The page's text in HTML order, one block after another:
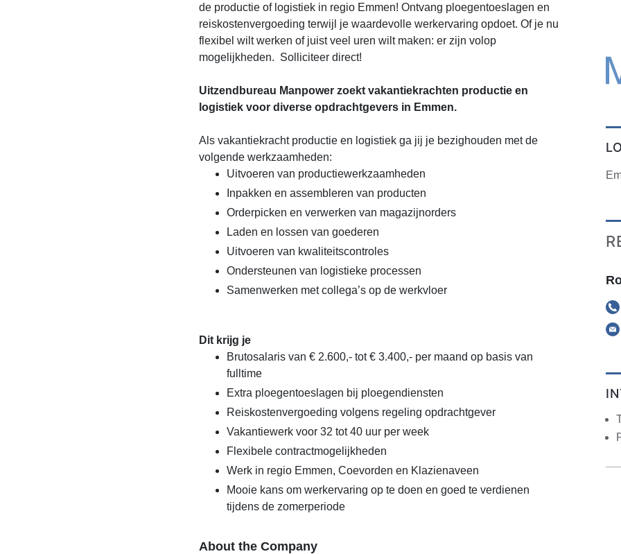
de productie of logistiek in regio Emmen! Ontvang ploegentoeslagen en
reiskostenvergoeding terwijl je waardevolle werkervaring opdoet. Of je nu
flexibel wilt werken of juist veel uren wilt maken: er zijn volop
mogelijkheden. Solliciteer direct!
Uitzendbureau Manpower zoekt vakantiekrachten productie en
logistiek voor diverse opdrachtgevers in Emmen.
Als vakantiekracht productie en logistiek ga jij je bezighouden met de
volgende werkzaamheden:
Uitvoeren van productiewerkzaamheden
Inpakken en assembleren van producten
Orderpicken en verwerken van magazijnorders
Laden en lossen van goederen
Uitvoeren van kwaliteitscontroles
Ondersteunen van logistieke processen
Samenwerken met collega’s op de werkvloer
Dit krijg je
Brutosalaris van € 2.600,- tot € 3.400,- per maand op basis van
fulltime
Extra ploegentoeslagen bij ploegendiensten
Reiskostenvergoeding volgens regeling opdrachtgever
Vakantiewerk voor 32 tot 40 uur per week
Flexibele contractmogelijkheden
Werk in regio Emmen, Coevorden en Klazienaveen
Mooie kans om werkervaring op te doen en goed te verdienen
tijdens de zomerperiode
About the Company